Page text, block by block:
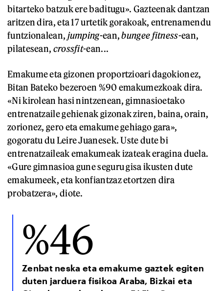
bitarteko batzuk ere baditugu». Gazteenak dantzan
aritzen dira, eta 17 urtetik gorakoak, entrenamendu
funtzionalean, jumping-ean,bungee fitness-ean,
pilatesean, crossfit-ean...
Emakume eta gizonen proportzioari dagokionez,
Bitan Bateko bezeroen %90 emakumezkoak dira.
«Ni kirolean hasi nintzenean, gimnasioetako
entrenatzaile gehienak gizonak ziren, baina, orain,
zorionez, gero eta emakume gehiago gara»,
gogoratu du Leire Juanesek. Uste dute bi
entrenatzaileak emakumeak izateak eragina duela.
«Gure gimnasioa gune seguru gisa ikusten dute
emakumeek, eta konfiantzaz etortzen dira
probatzera», diote.
%46
Zenbat neska eta emakume gaztek egiten
duten jarduera fisikoa Araba, Bizkai eta